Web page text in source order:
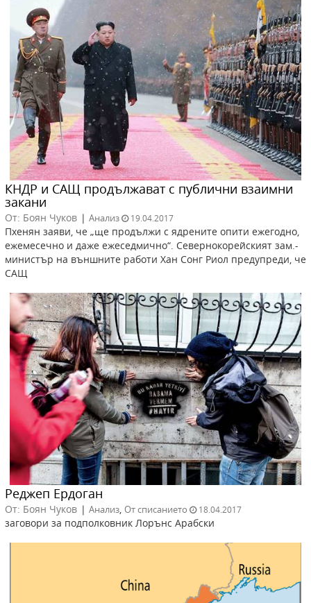
КНДР и САЩ продължават с публични взаимни
закани
От: Боян Чуков | Анализ 19.04.2017
Пхенян заяви, че „ще продължи с ядрените опити ежегодно,
ежемесечно и даже ежеседмично“. Севернокорейският зам.-
министър на външните работи Хан Сонг Риол предупреди, че
САЩ
Реджеп Ердоган
От: Боян Чуков | Анализ От списанието 18.04.2017
заговори за подполковник Лорънс Арабски